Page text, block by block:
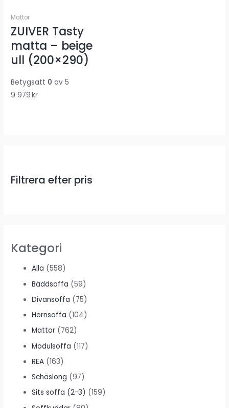
Filtrera efter pris
Kategori
Alla (558)
Bäddsoffa (59)
Divansoffa (75)
Hörnsoffa (104)
Mattor (762)
Modulsoffa (117)
REA (163)
Schäslong (97)
Sits soffa (2-3) (159)
Mattor
ZUIVER Tasty
matta – beige
ull (200×290)
Betygsatt 0 av 5
9 979kr